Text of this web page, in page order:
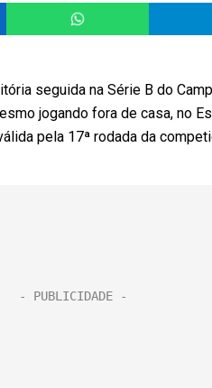
seguida na Série B do
jogando fora de casa, no
pela 17ª rodada da